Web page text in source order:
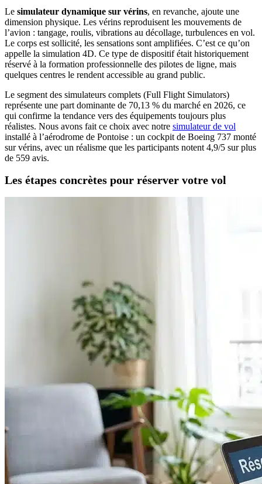
Le simulateur dynamique sur vérins, en revanche, ajoute une
dimension physique. Les vérins reproduisent les mouvements de
l’avion : tangage, roulis, vibrations au décollage, turbulences en vol.
Le corps est sollicité, les sensations sont amplifiées. C’est ce qu’on
appelle la simulation 4D. Ce type de dispositif était historiquement
réservé à la formation professionnelle des pilotes de ligne, mais
quelques centres le rendent accessible au grand public.
Le segment des simulateurs complets (Full Flight Simulators)
représente une part dominante de 70,13 % du marché en 2026, ce
qui confirme la tendance vers des équipements toujours plus
réalistes. Nous avons fait ce choix avec notre simulateur de vol
installé à l’aérodrome de Pontoise : un cockpit de Boeing 737 monté
sur vérins, avec un réalisme que les participants notent 4,9/5 sur plus
de 559 avis.
Les étapes concrètes pour réserver votre vol